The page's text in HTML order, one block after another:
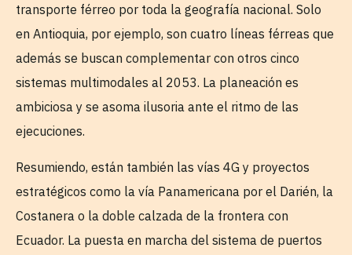
transporte férreo por toda la geografía nacional. Solo
en Antioquia, por ejemplo, son cuatro líneas férreas que
además se buscan complementar con otros cinco
sistemas multimodales al 2053. La planeación es
ambiciosa y se asoma ilusoria ante el ritmo de las
ejecuciones.
Resumiendo, están también las vías 4G y proyectos
estratégicos como la vía Panamericana por el Darién, la
Costanera o la doble calzada de la frontera con
Ecuador. La puesta en marcha del sistema de puertos